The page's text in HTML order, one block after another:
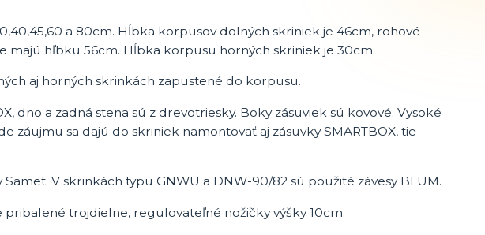
a 80cm. Hĺbka korpusov dolných skriniek je 46cm, rohové
majú hľbku 56cm. Hĺbka korpusu horných skriniek je 30cm.
aj horných skrinkách zapustené do korpusu.
dno a zadná stena sú z drevotriesky. Boky zásuviek sú kovové. Vysoké
záujmu sa dajú do skriniek namontovať aj zásuvky SMARTBOX, tie
V skrinkách typu GNWU a DNW-90/82 sú použité závesy BLUM.
trojdielne, regulovateľné nožičky výšky 10cm.